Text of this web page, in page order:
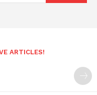
ARTICLES!